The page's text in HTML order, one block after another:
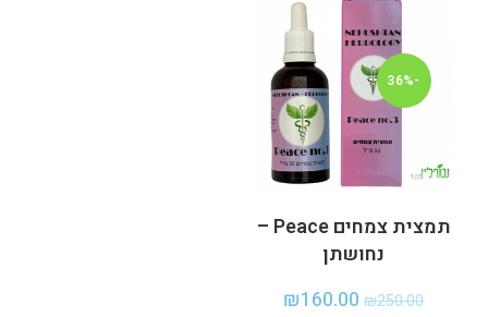
-36%
תמצית צמחים Peace –
נחושתן
₪250.00
₪160.00